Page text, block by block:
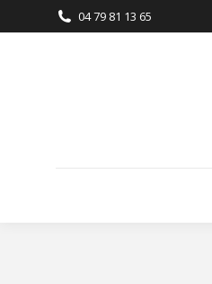
04 79 81 13 65